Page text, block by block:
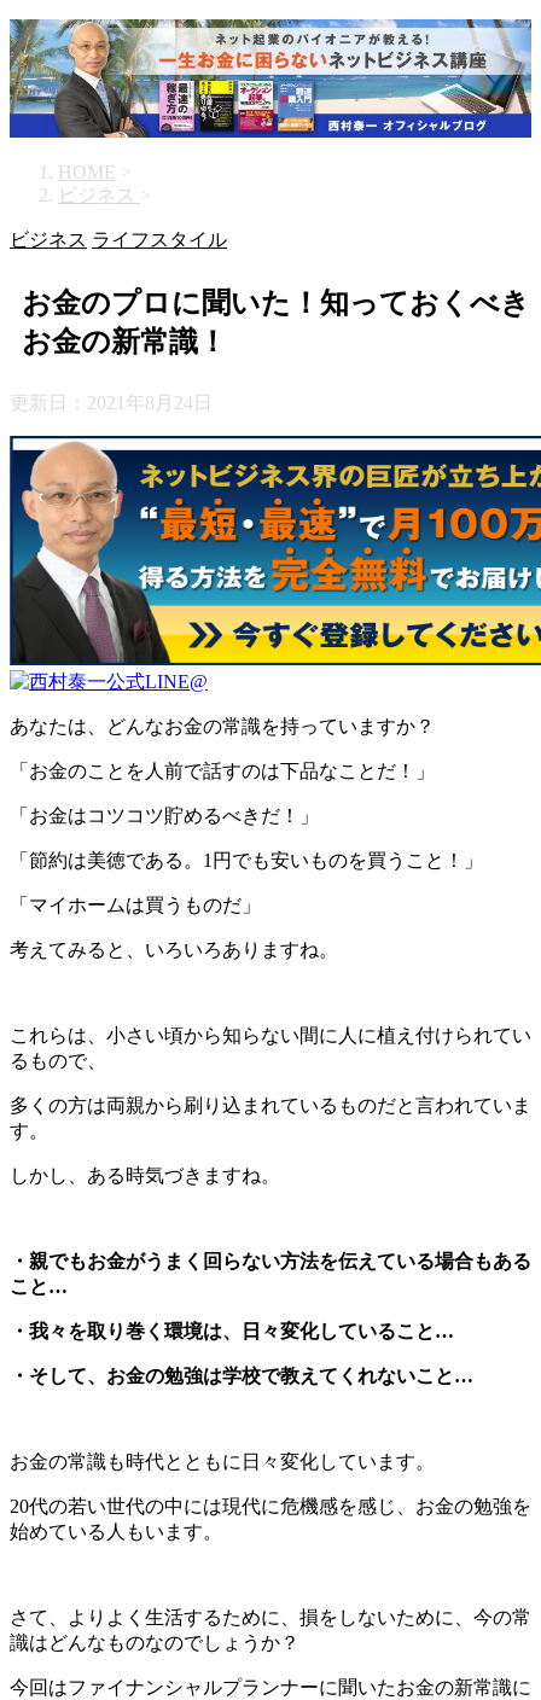
HOME >
ビジネス >
ビジネス ライフスタイル
お金のプロに聞いた！知っておくべき
お金の新常識！
更新日： 2021年8月24日
あなたは、どんなお金の常識を持っていますか？
「お金のことを人前で話すのは下品なことだ！」
「お金はコツコツ貯めるべきだ！」
「節約は美徳である。1円でも安いものを買うこと！」
「マイホームは買うものだ」
考えてみると、いろいろありますね。
これらは、小さい頃から知らない間に人に植え付けられてい
るもので、
多くの方は両親から刷り込まれているものだと言われていま
す。
しかし、ある時気づきますね。
・親でもお金がうまく回らない方法を伝えている場合もある
こと…
・我々を取り巻く環境は、日々変化していること…
・そして、お金の勉強は学校で教えてくれないこと…
お金の常識も時代とともに日々変化しています。
20代の若い世代の中には現代に危機感を感じ、お金の勉強を
始めている人もいます。
さて、よりよく生活するために、損をしないために、今の常
識はどんなものなのでしょうか？
今回はファイナンシャルプランナーに聞いたお金の新常識に